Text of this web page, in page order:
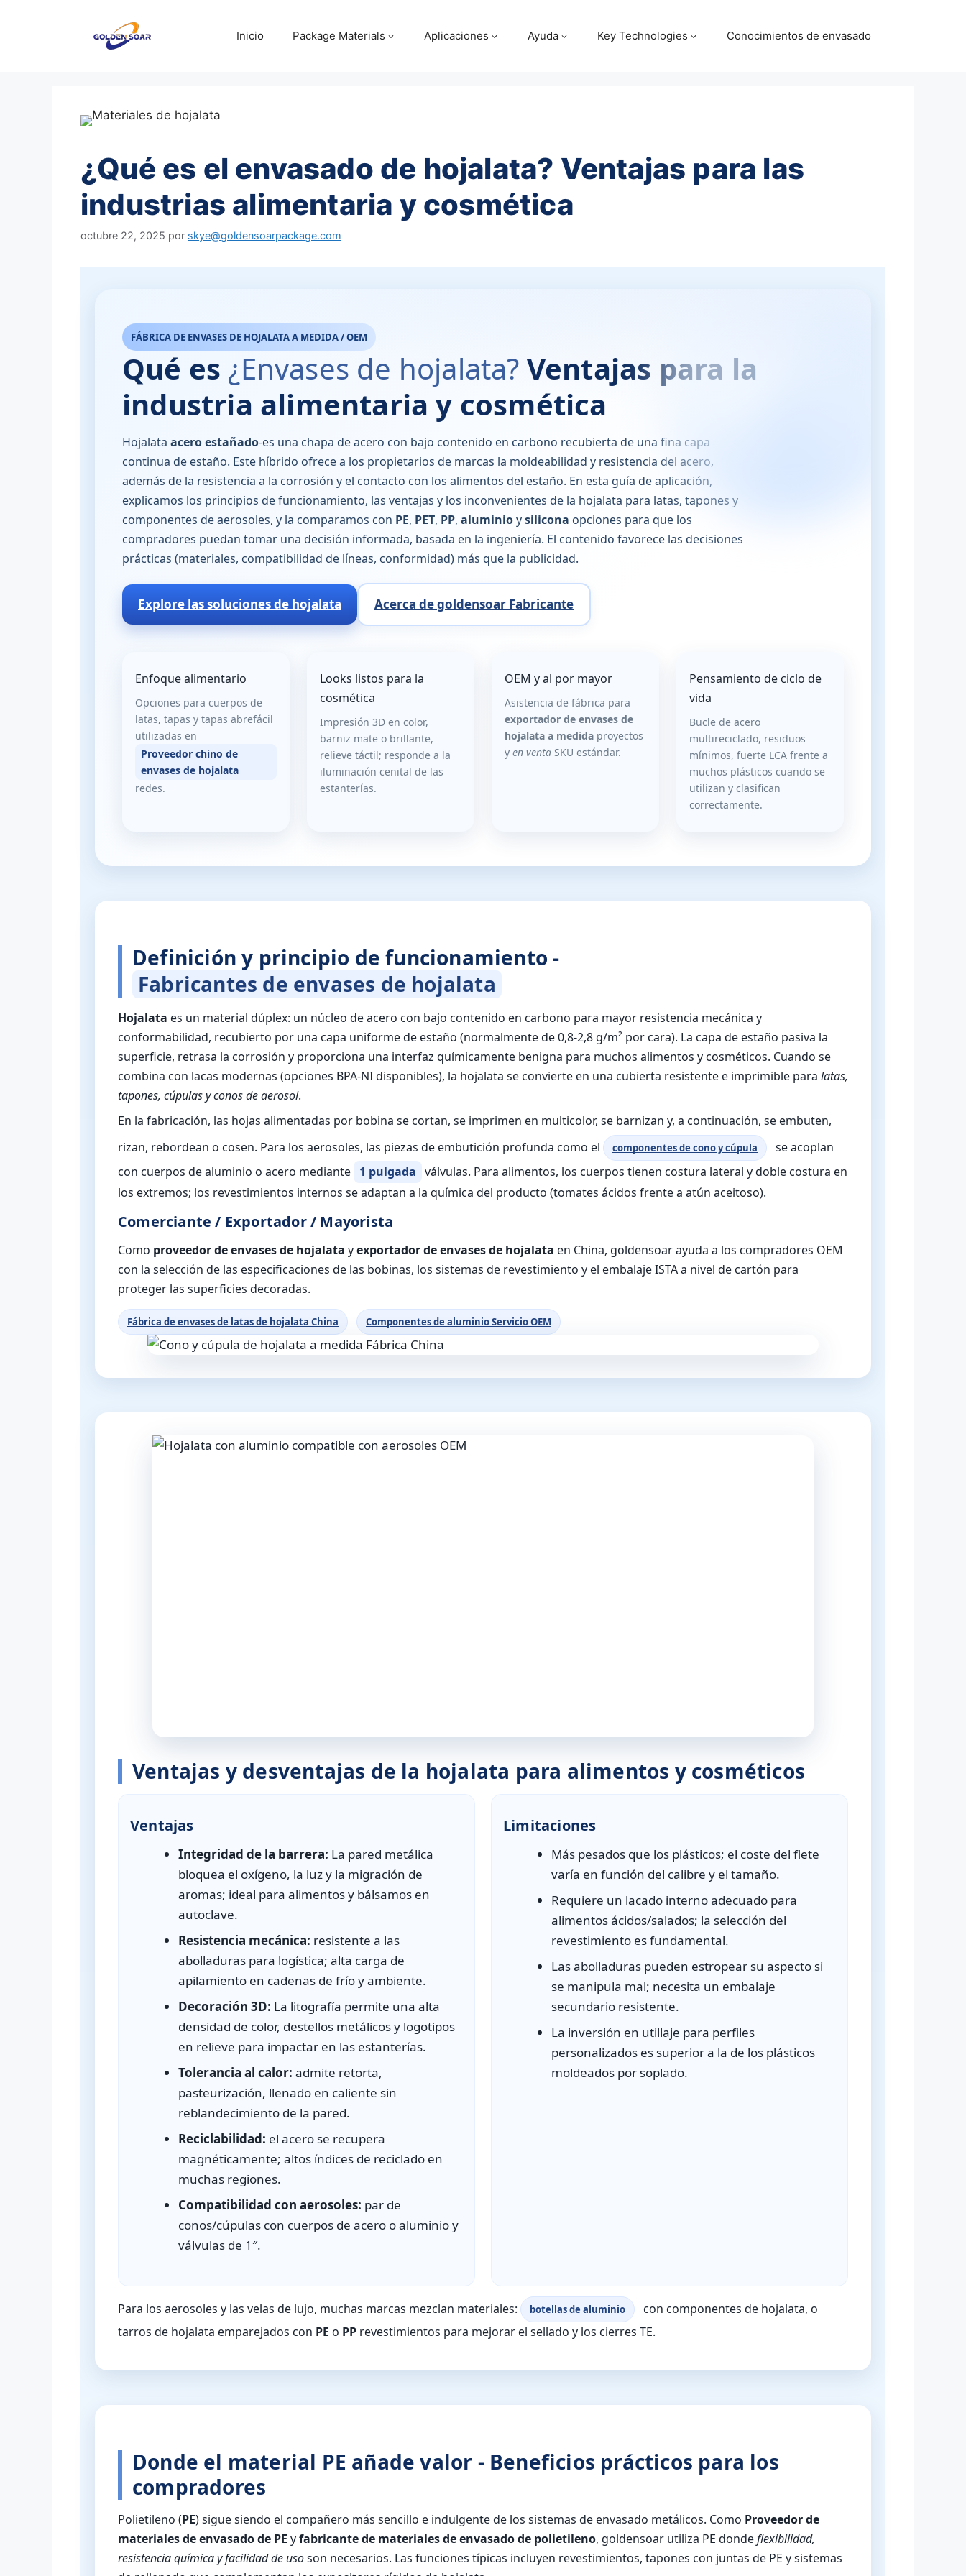
Inicio Package Materials Aplicaciones Ayuda Key Technologies Conocimientos de envasado
¿Qué es el envasado de hojalata? Ventajas para las
industrias alimentaria y cosmética
octubre 22, 2025 por skye@goldensoarpackage.com
FÁBRICA DE ENVASES DE HOJALATA A MEDIDA / OEM
Qué es ¿Envases de hojalata? Ventajas para la
industria alimentaria y cosmética
Hojalata acero estañado-es una chapa de acero con bajo contenido en carbono recubierta de una fina capa
continua de estaño. Este híbrido ofrece a los propietarios de marcas la moldeabilidad y resistencia del acero,
además de la resistencia a la corrosión y el contacto con los alimentos del estaño. En esta guía de aplicación,
explicamos los principios de funcionamiento, las ventajas y los inconvenientes de la hojalata para latas, tapones y
componentes de aerosoles, y la comparamos con PE, PET, PP, aluminioysilicona opciones para que los
compradores puedan tomar una decisión informada, basada en la ingeniería. El contenido favorece las decisiones
prácticas (materiales, compatibilidad de líneas, conformidad) más que la publicidad.
Explore las soluciones de hojalata Acerca de goldensoar Fabricante
Enfoque alimentario
Opciones para cuerpos de
latas, tapas y tapas abrefácil
utilizadas en
Proveedor chino de
envases de hojalata
redes.
Looks listos para la
cosmética
Impresión 3D en color,
barniz mate o brillante,
relieve táctil; responde a la
iluminación cenital de las
estanterías.
OEM y al por mayor
Asistencia de fábrica para
exportador de envases de
hojalata a medida proyectos
y en venta SKU estándar.
Pensamiento de ciclo de
vida
Bucle de acero
multireciclado, residuos
mínimos, fuerte LCA frente a
muchos plásticos cuando se
utilizan y clasifican
correctamente.
Definición y principio de funcionamiento -
Fabricantes de envases de hojalata
Hojalata es un material dúplex: un núcleo de acero con bajo contenido en carbono para mayor resistencia mecánica y
conformabilidad, recubierto por una capa uniforme de estaño (normalmente de 0,8-2,8 g/m² por cara). La capa de estaño pasiva la
superficie, retrasa la corrosión y proporciona una interfaz químicamente benigna para muchos alimentos y cosméticos. Cuando se
combina con lacas modernas (opciones BPA-NI disponibles), la hojalata se convierte en una cubierta resistente e imprimible para latas,
tapones, cúpulas y conos de aerosol.
En la fabricación, las hojas alimentadas por bobina se cortan, se imprimen en multicolor, se barnizan y, a continuación, se embuten,
rizan, rebordean o cosen. Para los aerosoles, las piezas de embutición profunda como el
componentes de cono y cúpula
se acoplan
con cuerpos de aluminio o acero mediante 1 pulgada válvulas. Para alimentos, los cuerpos tienen costura lateral y doble costura en
los extremos; los revestimientos internos se adaptan a la química del producto (tomates ácidos frente a atún aceitoso).
Comerciante / Exportador / Mayorista
Como proveedor de envases de hojalata yexportador de envases de hojalata en China, goldensoar ayuda a los compradores OEM
con la selección de las especificaciones de las bobinas, los sistemas de revestimiento y el embalaje ISTA a nivel de cartón para
proteger las superficies decoradas.
Fábrica de envases de latas de hojalata China Componentes de aluminio Servicio OEM
Ventajas y desventajas de la hojalata para alimentos y cosméticos
Ventajas
Integridad de la barrera: La pared metálica
bloquea el oxígeno, la luz y la migración de
aromas; ideal para alimentos y bálsamos en
autoclave.
Resistencia mecánica: resistente a las
abolladuras para logística; alta carga de
apilamiento en cadenas de frío y ambiente.
Decoración 3D: La litografía permite una alta
densidad de color, destellos metálicos y logotipos
en relieve para impactar en las estanterías.
Tolerancia al calor: admite retorta,
pasteurización, llenado en caliente sin
reblandecimiento de la pared.
Reciclabilidad: el acero se recupera
magnéticamente; altos índices de reciclado en
muchas regiones.
Compatibilidad con aerosoles: par de
conos/cúpulas con cuerpos de acero o aluminio y
válvulas de 1″.
Limitaciones
Más pesados que los plásticos; el coste del flete
varía en función del calibre y el tamaño.
Requiere un lacado interno adecuado para
alimentos ácidos/salados; la selección del
revestimiento es fundamental.
Las abolladuras pueden estropear su aspecto si
se manipula mal; necesita un embalaje
secundario resistente.
La inversión en utillaje para perfiles
personalizados es superior a la de los plásticos
moldeados por soplado.
Para los aerosoles y las velas de lujo, muchas marcas mezclan materiales: botellas de aluminio
con componentes de hojalata, o
tarros de hojalata emparejados con PE o PP revestimientos para mejorar el sellado y los cierres TE.
Donde el material PE añade valor - Beneficios prácticos para los
compradores
Polietileno (PE) sigue siendo el compañero más sencillo e indulgente de los sistemas de envasado metálicos. Como Proveedor de
materiales de envasado de PE yfabricante de materiales de envasado de polietileno, goldensoar utiliza PE dondeflexibilidad,
resistencia química y facilidad de usoson necesarios. Las funciones típicas incluyen revestimientos, tapones con juntas de PE y sistemas